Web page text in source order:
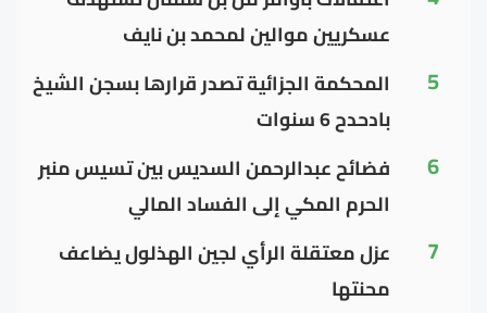
عسكريين موالين لمحمد بن نايف
5
المحكمة الجزائية تصدر قرارها بسجن الشيخ
بادحدح 6 سنوات
6
فضائح عبدالرحمن السديس بين تسيس منبر
الحرم المكي إلى الفساد المالي
7
عزل معتقلة الرأي لجين الهذلول يضاعف
محنتها